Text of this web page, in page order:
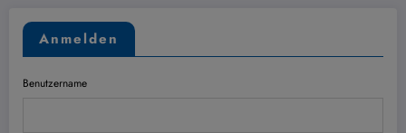
Anmelden
Benutzername